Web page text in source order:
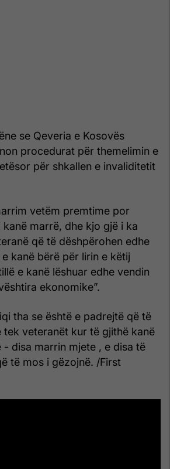
se Qeveria e Kosovës
procedurat për themelimin e
për shkallen e invaliditetit
vetëm premtime por
marrë, dhe kjo gjë i ka
që të dëshpërohen edhe
kanë bërë për lirin e këtij
e kanë lëshuar edhe vendin
ekonomike”.
tha se është e padrejtë që të
tek veteranët kur të gjithë kanë
- disa marrin mjete , e disa të
të mos i gëzojnë. /First